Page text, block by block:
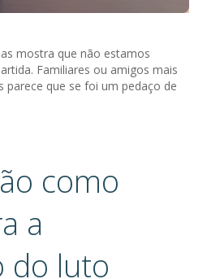
mostra que não estamos
Familiares ou amigos mais
parece que se foi um pedaço de
como
a
do luto